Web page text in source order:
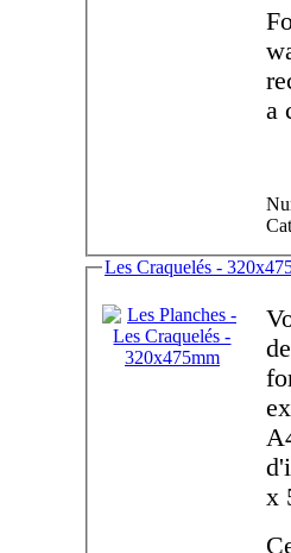
For registered
a
Les Craquelés -
des planches